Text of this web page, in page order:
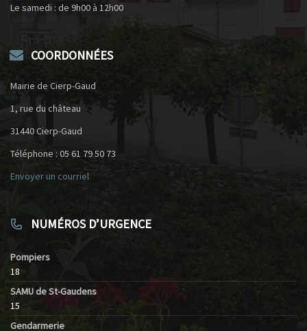
Le samedi : de 9h00 à 12h00
COORDONNÉES
Mairie de Cierp-Gaud
1, rue du château
31440 Cierp-Gaud
Téléphone : 05 61 79 50 73
Envoyer un courriel
NUMÉROS D’URGENCE
Pompiers
18
SAMU de St-Gaudens
15
Gendarmerie